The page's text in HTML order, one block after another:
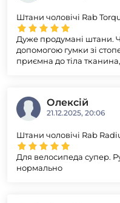
Штани чоловічі Rab
Дуже продумані штани.
допомогою гумки зі
приємна до тіла
Олексій
21.12.2025, 20:06
Штани чоловічі Rab
Для велосипеда супер.
нормально